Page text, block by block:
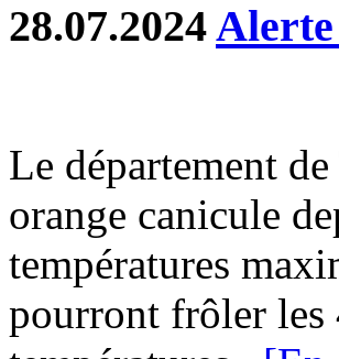
28.07.2024Alerte
Le département
orange canicule
températures
pourront frôler les